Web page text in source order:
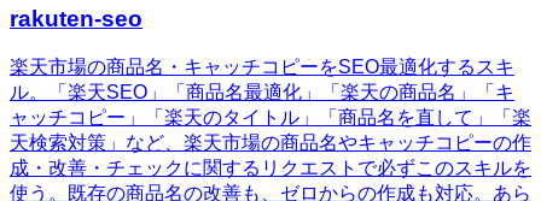
rakuten-seo
楽天市場の商品名・キャッチコピーをSEO最適化するスキ
ル。「楽天SEO」「商品名最適化」「楽天の商品名」「キ
ャッチコピー」「楽天のタイトル」「商品名を直して」「楽
天検索対策」など、楽天市場の商品名やキャッチコピーの作
成・改善・チェックに関するリクエストで必ずこのスキルを
使う。既存の商品名の改善も、ゼロからの作成も対応。あら